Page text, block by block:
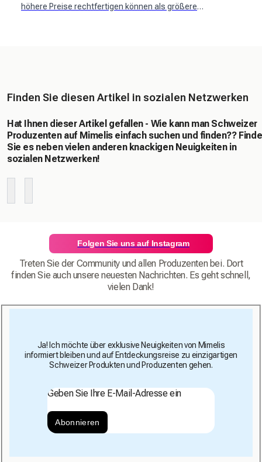
höhere Preise rechtfertigen können als größere
Finden Sie diesen Artikel in sozialen Netzwerken
Hat Ihnen dieser Artikel gefallen - Wie kann man Schweizer
Produzenten auf Mimelis einfach suchen und finden??
Sie es neben vielen anderen knackigen Neuigkeiten in
sozialen Netzwerken!
Folgen Sie uns auf Instagram
Treten Sie der Community und allen Produzenten bei. Dort
finden Sie auch unsere neuesten Nachrichten. Es geht schnell,
vielen Dank!
Ja! Ich möchte über exklusive Neuigkeiten von Mimelis
informiert bleiben und auf Entdeckungsreise zu einzigartigen
Schweizer Produkten und Produzenten gehen.
Geben Sie Ihre E-Mail-Adresse ein
Abonnieren